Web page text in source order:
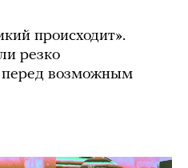
происходит».
резко
перед возможным